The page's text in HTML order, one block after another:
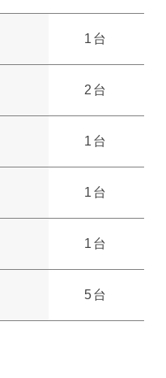
1台
2台
1台
1台
1台
5台